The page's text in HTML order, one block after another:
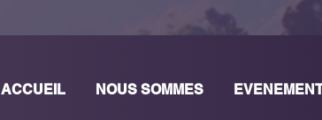
ACCUEIL NOUS SOMMES